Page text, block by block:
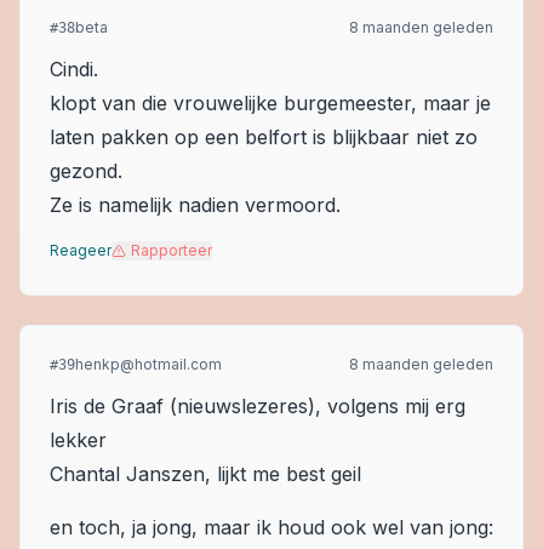
#38beta 8 maanden geleden
Cindi.
klopt van die vrouwelijke burgemeester, maar je
laten pakken op een belfort is blijkbaar niet zo
gezond.
Ze is namelijk nadien vermoord.
Reageer Rapporteer
#39henkp@hotmail.com 8 maanden geleden
Iris de Graaf (nieuwslezeres), volgens mij erg
lekker
Chantal Janszen, lijkt me best geil
en toch, ja jong, maar ik houd ook wel van jong: